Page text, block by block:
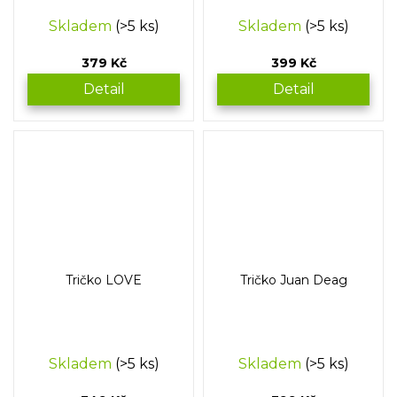
Skladem (>5 ks)
379 Kč
Detail
Skladem (>5 ks)
399 Kč
Detail
Tričko LOVE
Skladem (>5 ks)
Tričko Juan Deag
Skladem (>5 ks)